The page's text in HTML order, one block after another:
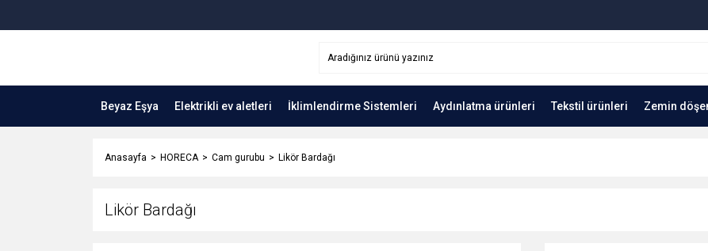
Beyaz Eşya Elektrikli ev aletleri İklimlendirme Sistemleri Aydınlatma ürünleri Tekstil ürünleri Zemin
Anasayfa HORECA Cam gurubu Likör Bardağı
Likör Bardağı